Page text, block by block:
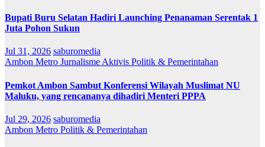
Bupati Buru Selatan Hadiri Launching Penanaman Serentak 1
Juta Pohon Sukun
Jul 31, 2026 saburomedia
Ambon Metro Jurnalisme Aktivis Politik & Pemerintahan
Pemkot Ambon Sambut Konferensi Wilayah Muslimat NU
Maluku, yang rencananya dihadiri Menteri PPPA
Jul 29, 2026 saburomedia
Ambon Metro Politik & Pemerintahan